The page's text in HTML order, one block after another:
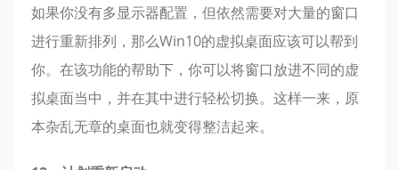
如果你没有多显示器配置，但依然需要对大量的窗口
进行重新排列，那么Win10的虚拟桌面应该可以帮到
你。在该功能的帮助下，你可以将窗口放进不同的虚
拟桌面当中，并在其中进行轻松切换。这样一来，原
本杂乱无章的桌面也就变得整洁起来。